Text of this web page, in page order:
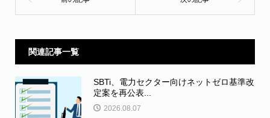
関連記事一覧
SBTi、電力セクター向けネットゼロ基準改
定案を再公表...
2026.08.07